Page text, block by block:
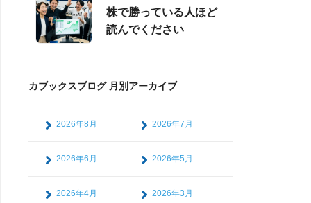
株で勝っている人ほど
読んでください
カブックスブログ 月別アーカイブ
2026年8月 2026年7月
2026年6月 2026年5月
2026年4月 2026年3月